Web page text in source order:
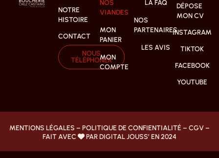
Chargement de
NOTRE
HISTOIRE
CONTACT
NOUS
TÉLÉPHONER
NOS
VIANDES
MON
PANIER
MON
COMPTE
LA FAQ
NOS
PARTENAIRES
LES AVIS
DÉPOSE
MON CV
INSTAGRAM
TIKTOK
FACEBOOK
YOUTUBE
MENTIONS LÉGALES – POLITIQUE DE CONFIENTIALITÉ – CGV–
FAIT AVEC
PAR DIGITAL JOUSS’ EN 2024